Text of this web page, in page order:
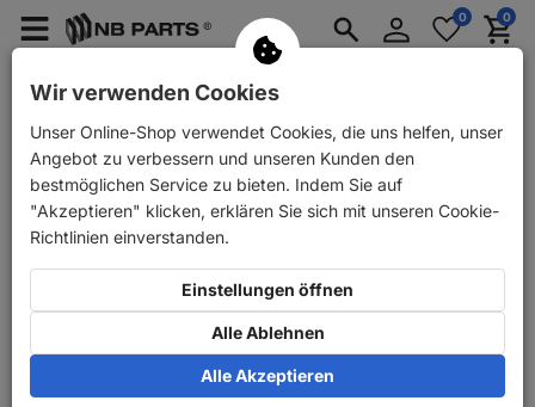
Menü
PKW Anhänger Ersatzteile
AnmeldenMerkzettel
aufklappen
0 0
Zurück PKW Ersatzteile Bremse Reparatursätze
Wir verwenden Cookies
Unser Online-Shop verwendet Cookies, die uns helfen, unser
Angebot zu verbessern und unseren Kunden den
bestmöglichen Service zu bieten. Indem Sie auf
"Akzeptieren" klicken, erklären Sie sich mit unseren Cookie-
Richtlinien einverstanden.
Einstellungen öffnen
Alle Ablehnen
Alle Akzeptieren